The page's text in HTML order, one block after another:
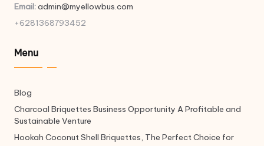
Email:admin@myellowbus.com
+6281368793452
Menu
Blog
Charcoal Briquettes Business Opportunity A Profitable and
Sustainable Venture
Hookah Coconut Shell Briquettes, The Perfect Choice for